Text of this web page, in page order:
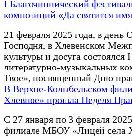
I Благочиннический
композиций «Да святится
21 февраля 2025 года, в день
Господня, в Хлевенском
культуры и досуга
литературно-музыкальных
Твое», посвященный Дню
В Верхне-Колыбельском
Хлевное» прошла Неделя
С 27 января по 3 февраля
филиале МБОУ «Лицей села